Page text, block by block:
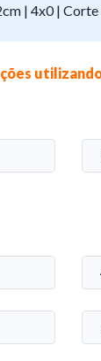
| 4x0 | Corte